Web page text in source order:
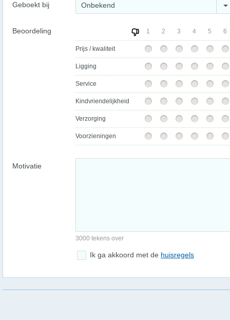
Geboekt bij Onbekend
Beoordeling 1 2 3 4 5 6
Prijs / kwaliteit
Ligging
Service
Kindvriendelijkheid
Verzorging
Voorzieningen
Motivatie
3000 tekens over
Ik ga akkoord met de huisregels